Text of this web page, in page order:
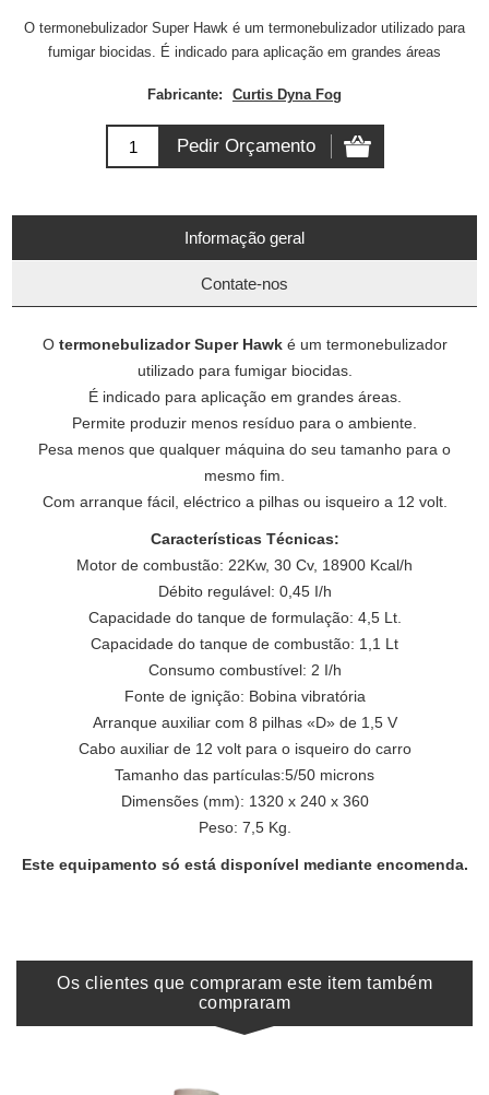
O termonebulizador Super Hawk é um termonebulizador utilizado para
fumigar biocidas. É indicado para aplicação em grandes áreas
Fabricante: Curtis Dyna Fog
Informação geral
Contate-nos
Otermonebulizador Super Hawké um termonebulizador
utilizado para fumigar biocidas.
É indicado para aplicação em grandes áreas.
Permite produzir menos resíduo para o ambiente.
Pesa menos que qualquer máquina do seu tamanho para o
mesmo fim.
Com arranque fácil, eléctrico a pilhas ou isqueiro a 12 volt.
Características Técnicas:
Motor de combustão: 22Kw, 30 Cv, 18900 Kcal/h
Débito regulável: 0,45 I/h
Capacidade do tanque de formulação: 4,5 Lt.
Capacidade do tanque de combustão: 1,1 Lt
Consumo combustível: 2 I/h
Fonte de ignição: Bobina vibratória
Arranque auxiliar com 8 pilhas «D» de 1,5 V
Cabo auxiliar de 12 volt para o isqueiro do carro
Tamanho das partículas:5/50 microns
Dimensões (mm): 1320 x 240 x 360
Peso: 7,5 Kg.
Este equipamento só está disponível mediante encomenda.
Os clientes que compraram este item também
compraram